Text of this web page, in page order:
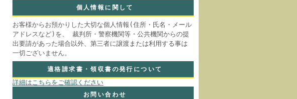
個人情報に関して
お客様からお預かりした大切な個人情報(住所・氏名・メール
アドレスなど)を、 裁判所・警察機関等・公共機関からの提
出要請があった場合以外、第三者に譲渡または利用する事は
一切ございません。
適格請求書・領収書の発行について
詳細はこちらをご確認ください
お問い合わせ